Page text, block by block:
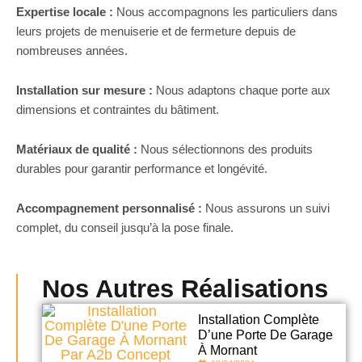
Expertise locale : Nous accompagnons les particuliers dans
leurs projets de menuiserie et de fermeture depuis de
nombreuses années.
Installation sur mesure : Nous adaptons chaque porte aux
dimensions et contraintes du bâtiment.
Matériaux de qualité : Nous sélectionnons des produits
durables pour garantir performance et longévité.
Accompagnement personnalisé : Nous assurons un suivi
complet, du conseil jusqu’à la pose finale.
Nos Autres Réalisations
Installation Complète
D’une Porte De Garage
À Mornant